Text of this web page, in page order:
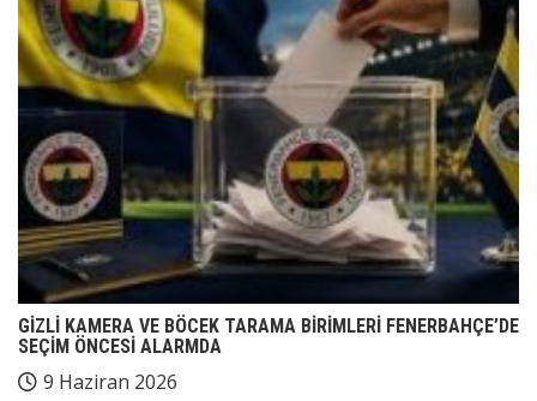
GİZLİ KAMERA VE BÖCEK TARAMA BİRİMLERİ FENERBAHÇE’DE
SEÇİM ÖNCESİ ALARMDA
9 Haziran 2026